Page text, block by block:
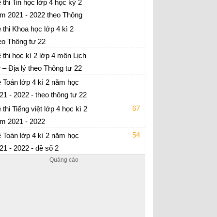
thi Tin học lớp 4 học kỳ 2
2021 - 2022 theo Thông
thi học kì 2 lớp 4 môn Tin học - có ma trận +
thi Khoa học lớp 4 kì 2
Thông tư 22
thi học kì 2 lớp 4 môn Khoa học - có ma trận
thi học kì 2 lớp 4 môn Lịch
– Địa lý theo Thông tư 22
thi học kì 2 lớp 4 môn sử - Địa - có ma trận +
Toán lớp 4 kì 2 năm học
- 2022 - theo thông tư 22
thi học kì 2 lớp 4 môn Toán- có ma trận +
thi Tiếng việt lớp 4 học kì 2
2021 - 2022
67
thi học kì 2 lớp 4 môn Tiếng Việt - có ma
Toán lớp 4 kì 2 năm học
- 2022 - đề số 2
54
ôn tập Toán lớp 4 - có đáp án